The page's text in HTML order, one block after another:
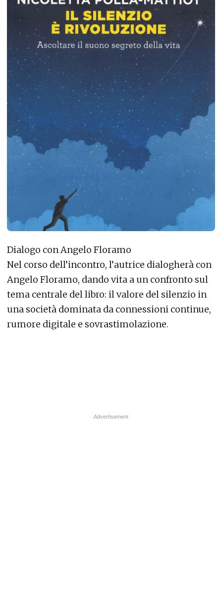
Dialogo con Angelo Floramo
Nel corso dell’incontro, l’autrice dialogherà con
Angelo Floramo, dando vita a un confronto sul
tema centrale del libro: il valore del silenzio in
una società dominata da connessioni continue,
rumore digitale e sovrastimolazione.